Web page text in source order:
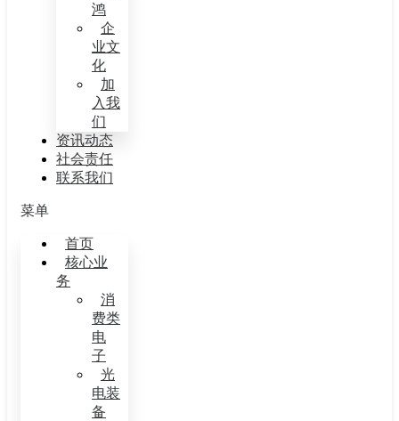
鸿
企
业文
化
加
入我
们
资讯动态
社会责任
联系我们
菜单
首页
核心业
务
消
费类
电
子
光
电装
备